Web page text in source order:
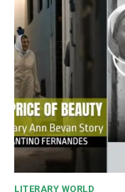
LITERARY WORLD